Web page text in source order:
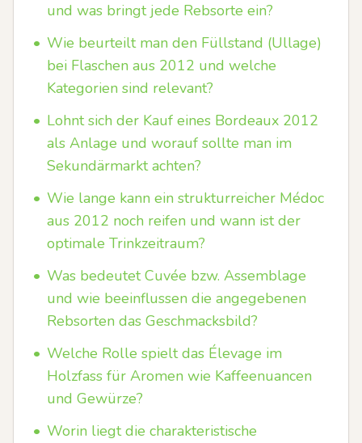
und was bringt jede Rebsorte ein?
• Wie beurteilt man den Füllstand (Ullage)
bei Flaschen aus 2012 und welche
Kategorien sind relevant?
• Lohnt sich der Kauf eines Bordeaux 2012
als Anlage und worauf sollte man im
Sekundärmarkt achten?
• Wie lange kann ein strukturreicher Médoc
aus 2012 noch reifen und wann ist der
optimale Trinkzeitraum?
• Was bedeutet Cuvée bzw. Assemblage
und wie beeinflussen die angegebenen
Rebsorten das Geschmacksbild?
• Welche Rolle spielt das Élevage im
Holzfass für Aromen wie Kaffeenuancen
und Gewürze?
• Worin liegt die charakteristische